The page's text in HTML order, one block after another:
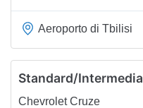
Aeroporto di Tbilisi
Standard/Intermedia
Chevrolet Cruze